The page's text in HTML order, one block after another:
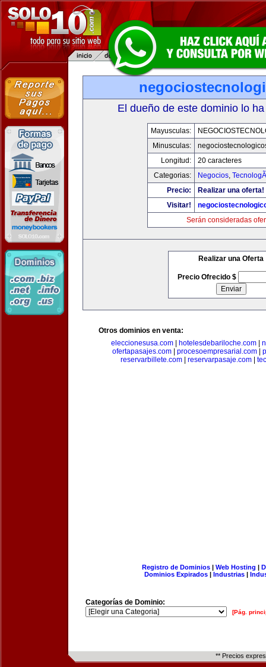
El dueño de este dominio lo
Mayusculas:
Minusculas:
Longitud:
20 caracteres
Categorias:
Negocios,
Precio:
Realizar una oferta!
Visitar!
Serán consideradas
Realizar una Oferta
Precio Ofrecido $
Otros dominios en venta:
eleccionesusa.com| hotelesdebariloche.com|
ofertapasajes.com| procesoempresarial.com|
reservarbillete.com
reservarpasaje.com
Registro de Dominios| Web Hosting |
Dominios Expirados | Industrias |
Categorías de Dominio:
[Pág.
** Precios